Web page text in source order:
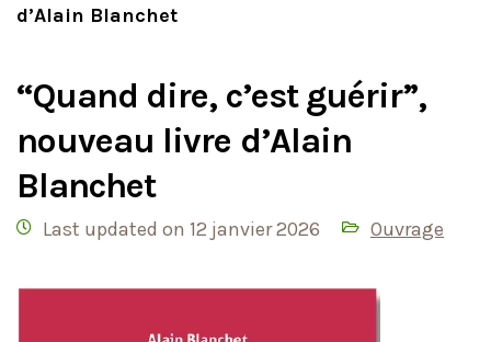
d’Alain Blanchet
“Quand dire, c’est guérir”,
nouveau livre d’Alain
Blanchet
Last updated on 12 janvier 2026 Ouvrage